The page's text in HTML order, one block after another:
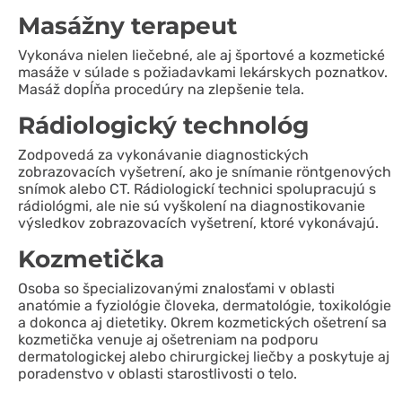
Masážny terapeut
Vykonáva nielen liečebné, ale aj športové a kozmetické
masáže v súlade s požiadavkami lekárskych poznatkov.
Masáž dopĺňa procedúry na zlepšenie tela.
Rádiologický technológ
Zodpovedá za vykonávanie diagnostických
zobrazovacích vyšetrení, ako je snímanie röntgenových
snímok alebo CT. Rádiologickí technici spolupracujú s
rádiológmi, ale nie sú vyškolení na diagnostikovanie
výsledkov zobrazovacích vyšetrení, ktoré vykonávajú.
Kozmetička
Osoba so špecializovanými znalosťami v oblasti
anatómie a fyziológie človeka, dermatológie, toxikológie
a dokonca aj dietetiky. Okrem kozmetických ošetrení sa
kozmetička venuje aj ošetreniam na podporu
dermatologickej alebo chirurgickej liečby a poskytuje aj
poradenstvo v oblasti starostlivosti o telo.